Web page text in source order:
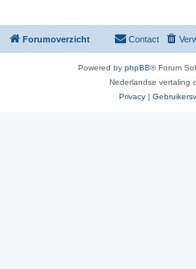
Forumoverzicht Contact
Powered by phpBB® Forum
Nederlandse vertaling
Privacy |